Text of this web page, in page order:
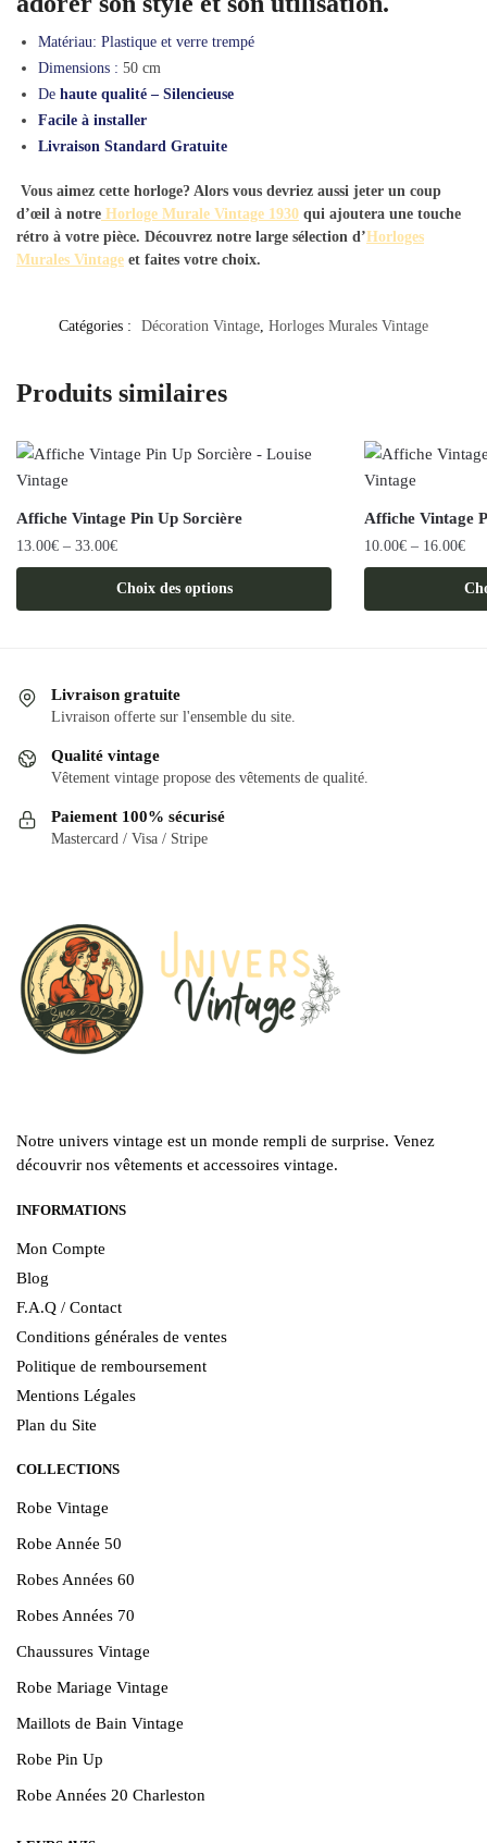
Matériau: Plastique et verre trempé
Dimensions : 50 cm
De haute qualité – Silencieuse
Facile à installer
Livraison Standard Gratuite
Vous aimez cette horloge? Alors vous devriez aussi jeter un coup
d’œil à notre Horloge Murale Vintage 1930 qui ajoutera une touche
rétro à votre pièce. Découvrez notre large sélection d’Horloges
Murales Vintage et faites votre choix.
Catégories : Décoration Vintage Horloges Murales Vintage
Produits similaires
Affiche Vintage Pin Up Sorcière
13.00€ – 33.00€
Choix des options
produit
variations.
Les
peuvent
choisies
produit
Affiche Vintage
10.00€ – 16.00€
produit
Livraison gratuite
Livraison offerte sur l'ensemble du site.
Qualité vintage
Vêtement vintage propose des vêtements de qualité.
Paiement 100% sécurisé
Mastercard / Visa / Stripe
Notre univers vintage est un monde rempli de surprise. Venez
découvrir nos vêtements et accessoires vintage.
INFORMATIONS
Mon Compte
Blog
F.A.Q / Contact
Conditions générales de ventes
Politique de remboursement
Mentions Légales
Plan du Site
COLLECTIONS
Robe Vintage
Robe Année 50
Robes Années 60
Robes Années 70
Chaussures Vintage
Robe Mariage Vintage
Maillots de Bain Vintage
Robe Pin Up
Robe Années 20 Charleston